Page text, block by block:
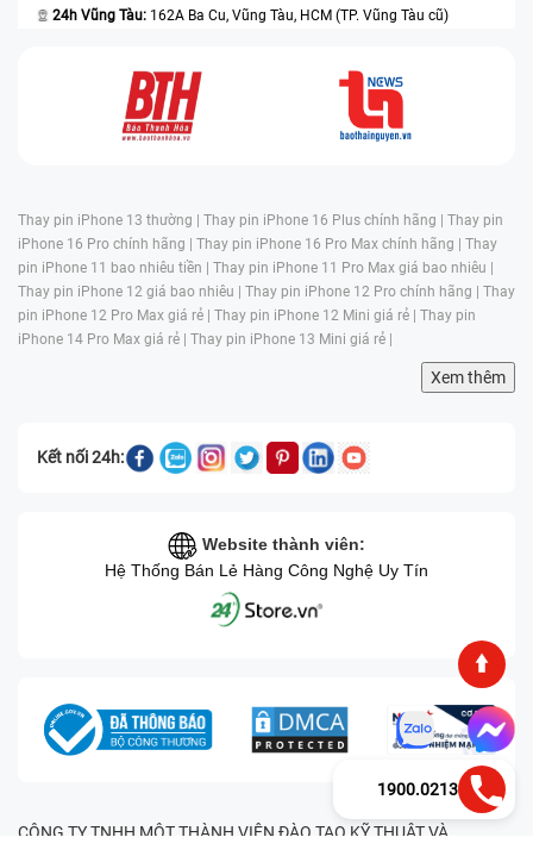
24h Vũng Tàu: 162A Ba Cu, Vũng Tàu, HCM (TP. Vũng Tàu cũ)
Thay pin iPhone 13 thường | Thay pin iPhone 16 Plus chính hãng | Thay pin
iPhone 16 Pro chính hãng | Thay pin iPhone 16 Pro Max chính hãng | Thay
pin iPhone 11 bao nhiêu tiền | Thay pin iPhone 11 Pro Max giá bao nhiêu |
Thay pin iPhone 12 giá bao nhiêu | Thay pin iPhone 12 Pro chính hãng | Thay
pin iPhone 12 Pro Max giá rẻ | Thay pin iPhone 12 Mini giá rẻ | Thay pin
iPhone 14 Pro Max giá rẻ | Thay pin iPhone 13 Mini giá rẻ |
Xem thêm
Kết nối 24h:
Website thành viên:
Hệ Thống Bán Lẻ Hàng Công Nghệ Uy Tín
CÔNG TY TNHH MỘT THÀNH VIÊN ĐÀO TẠO KỸ THUẬT VÀ
1900.0213